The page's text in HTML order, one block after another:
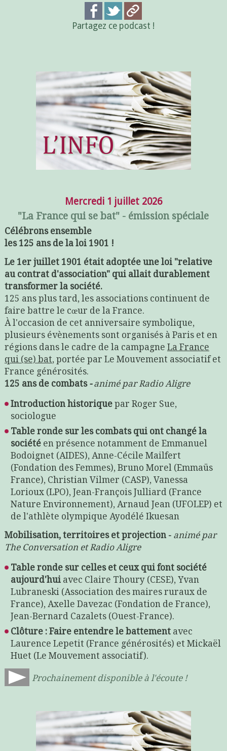
Partagez ce podcast !
Mercredi 1 juillet 2026
"La France qui se bat" - émission spéciale
Célébrons ensemble
les 125 ans de la loi 1901 !
Le 1er juillet 1901 était adoptée une loi "relative
au contrat d'association" qui allait durablement
transformer la société.
125 ans plus tard, les associations continuent de
faire battre le cœur de la France.
À l'occasion de cet anniversaire symbolique,
plusieurs évènements sont organisés à Paris et en
régions dans le cadre de la campagne La France
qui (se) bat, portée par Le Mouvement associatif et
France générosités.
125 ans de combats -animé par Radio Aligre
Introduction historiquepar Roger Sue,
sociologue
Table ronde sur les combats qui ont changé la
sociétéen présence notamment de Emmanuel
Bodoignet (AIDES), Anne-Cécile Mailfert
(Fondation des Femmes), Bruno Morel (Emmaüs
France), Christian Vilmer (CASP), Vanessa
Lorioux (LPO), Jean-François Julliard (France
Nature Environnement), Arnaud Jean (UFOLEP) et
de l'athlète olympique Ayodélé Ikuesan
Mobilisation, territoires et projection - animé par
The Conversation et Radio Aligre
Table ronde sur celles et ceux qui font société
aujourd'huiavec Claire Thoury (CESE), Yvan
Lubraneski (Association des maires ruraux de
France), Axelle Davezac (Fondation de France),
Jean-Bernard Cazalets (Ouest-France).
Clôture : Faire entendre le battement avec
Laurence Lepetit (France générosités) et Mickaël
Huet (Le Mouvement associatif).
Prochainement disponible à l'écoute !